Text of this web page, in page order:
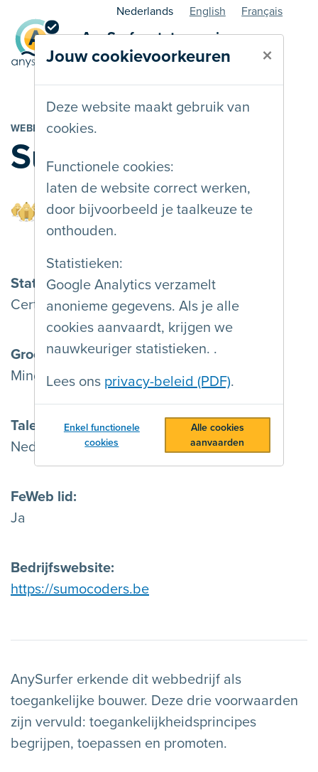
Jouw cookievoorkeuren ×
Deze website maakt gebruik van
cookies.
Functionele cookies:
laten de website correct werken,
door bijvoorbeeld je taalkeuze te
onthouden.
Statistieken:
Google Analytics verzamelt
anonieme gegevens. Als je alle
cookies aanvaardt, krijgen we
nauwkeuriger statistieken. .
Lees ons privacy-beleid (PDF).
Enkel functionele
cookies
Alle cookies
aanvaarden
AnySurfer statuspagina -
webbouwer
Nederlands English Français
WEBBEDRIJF
SumoCoders BV
Status
Certified
Grootte
Minder dan 15 werknemers
Talen
Nederlands & English
FeWeb lid
Ja
Bedrijfswebsite
https://sumocoders.be
AnySurfer erkende dit webbedrijf als
toegankelijke bouwer. Deze drie voorwaarden
zijn vervuld: toegankelijkheidsprincipes
begrijpen, toepassen en promoten.